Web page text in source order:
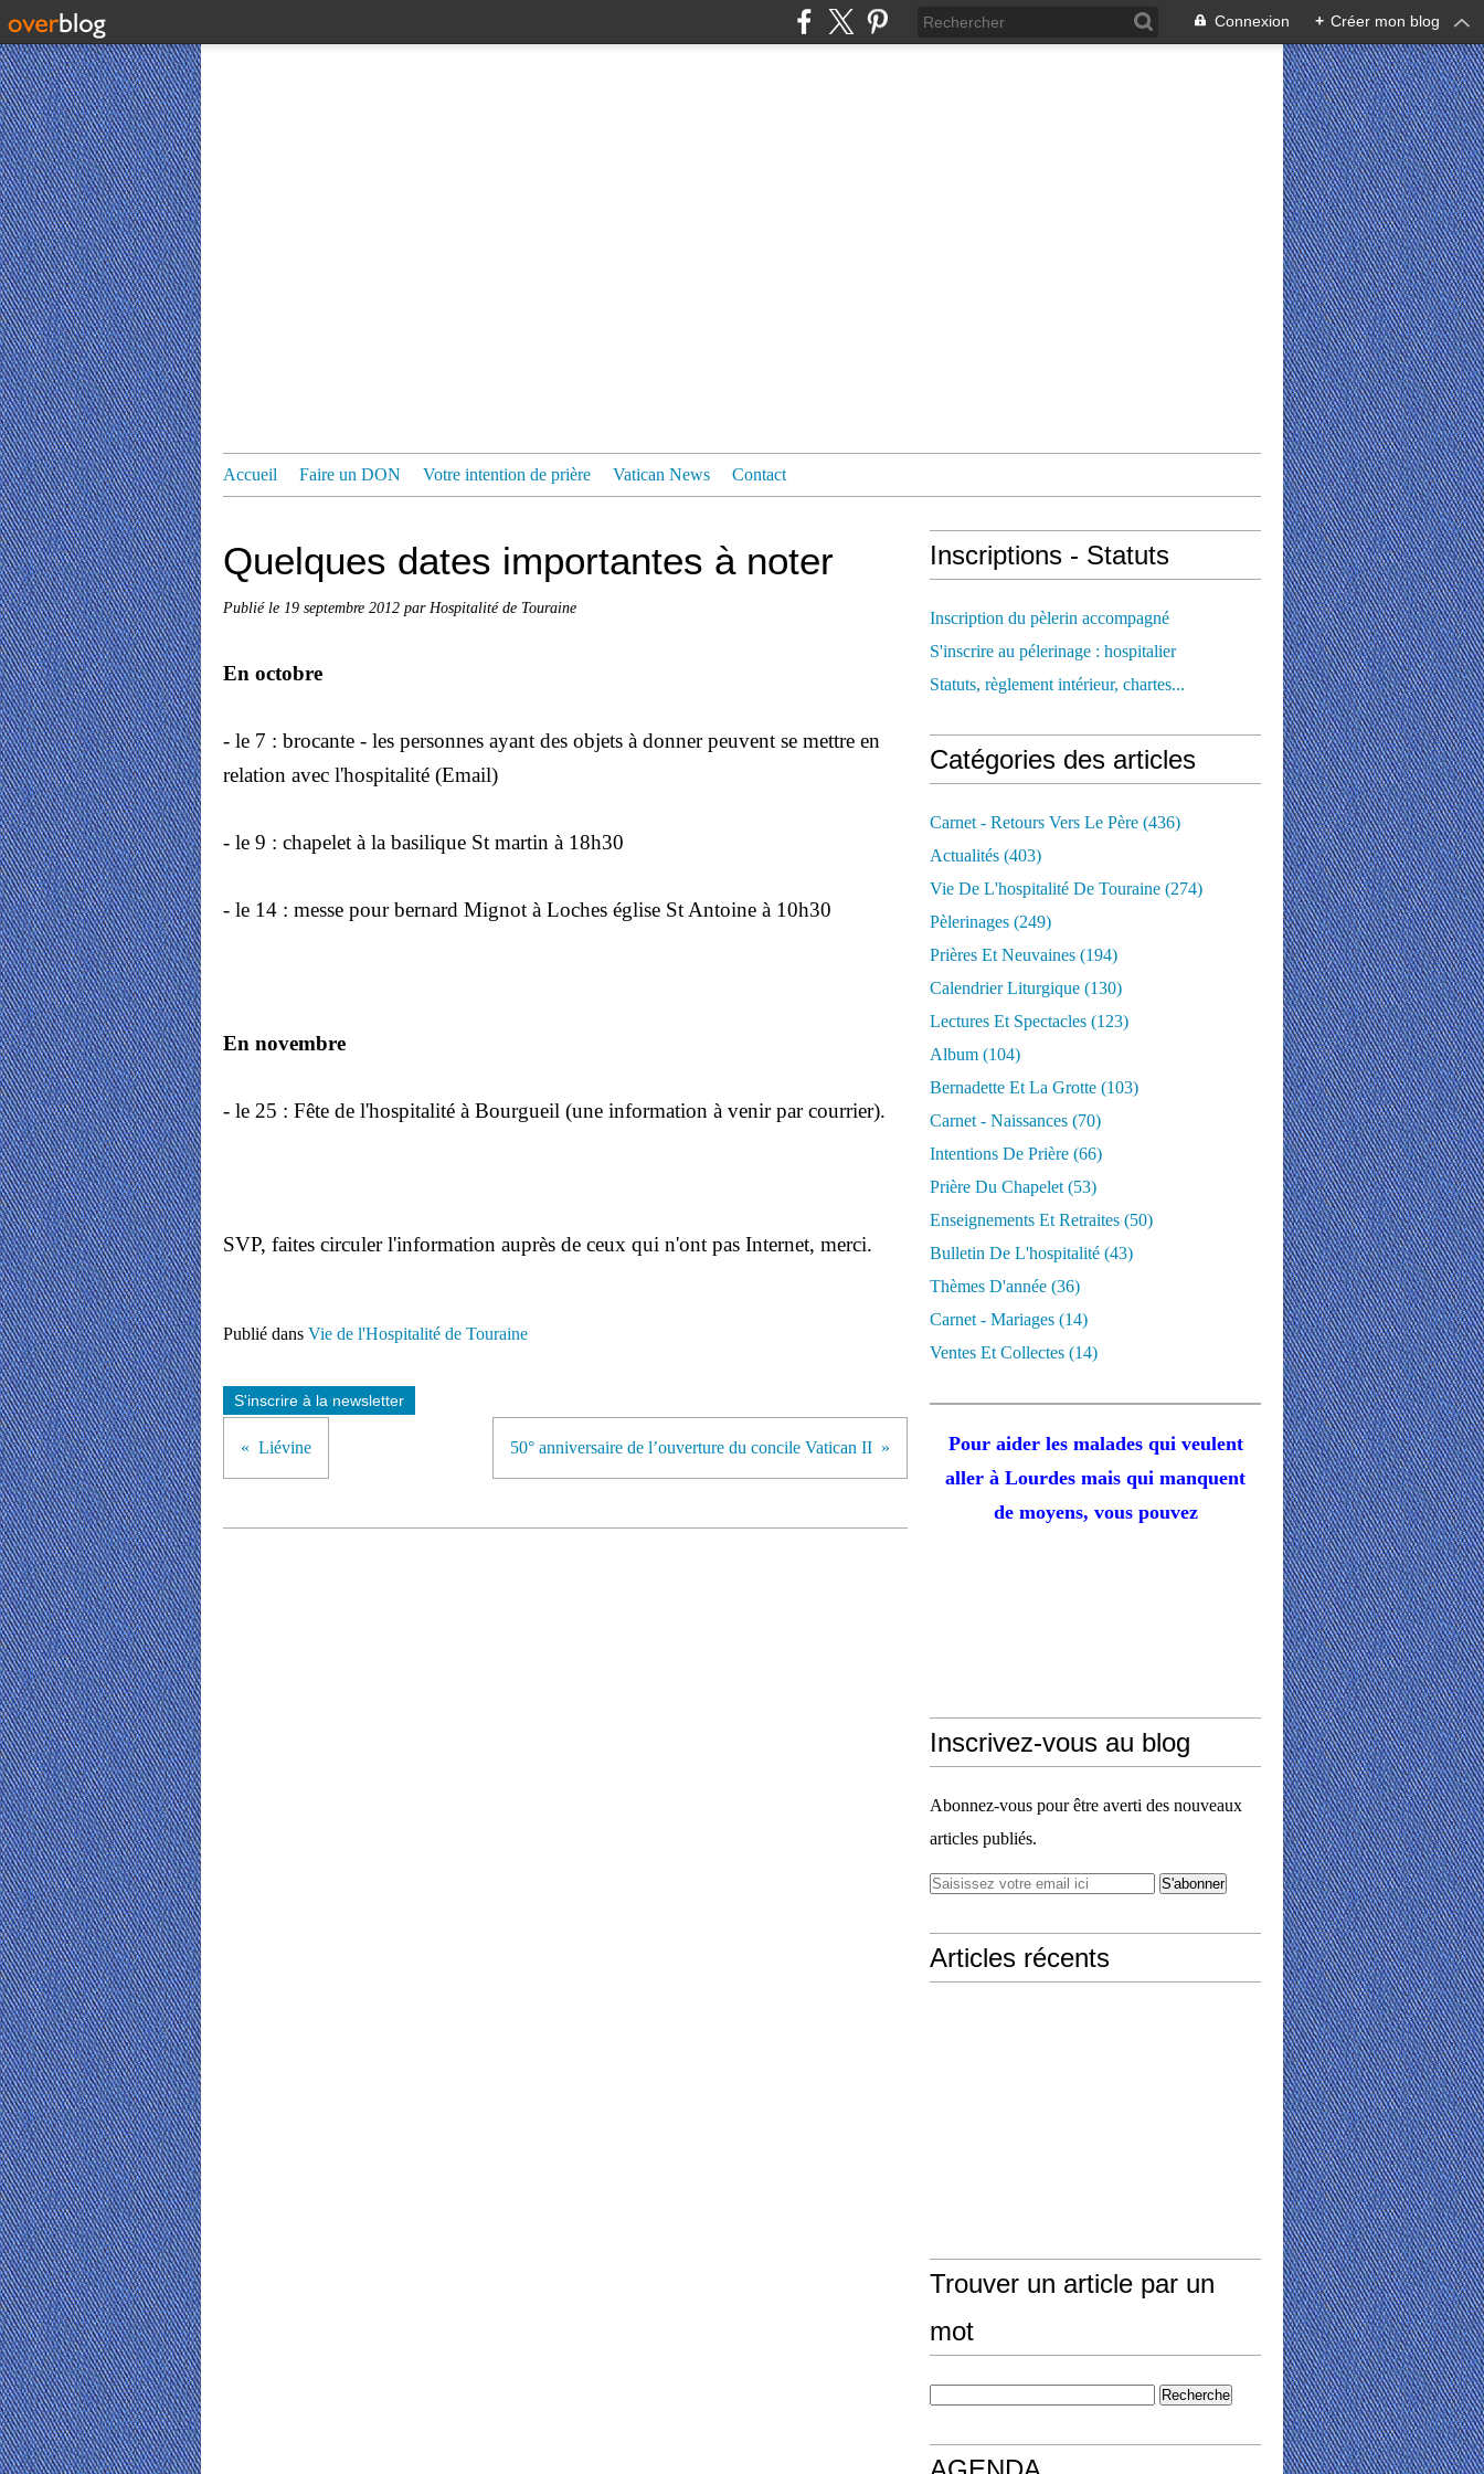
Connexion + Créer mon blog
Accueil Faire un DON Votre intention de prière Vatican News Contact
Quelques dates importantes à noter
Publié le 19 septembre 2012 par Hospitalité de Touraine
En octobre
- le 7 : brocante - les personnes ayant des objets à donner peuvent se mettre en
relation avec l'hospitalité (Email)
- le 9 : chapelet à la basilique St martin à 18h30
- le 14 : messe pour bernard Mignot à Loches église St Antoine à 10h30
En novembre
- le 25 : Fête de l'hospitalité à Bourgueil (une information à venir par courrier).
SVP, faites circuler l'information auprès de ceux qui n'ont pas Internet, merci.
Publié dans Vie de l'Hospitalité de Touraine
S'inscrire à la newsletter
Liévine 50° anniversaire de l’ouverture du concile Vatican II
Inscriptions - Statuts
Inscription du pèlerin accompagné
S'inscrire au pélerinage : hospitalier
Statuts, règlement intérieur, chartes...
Catégories des articles
Carnet - Retours Vers Le Père (436)
Actualités (403)
Vie De L'hospitalité De Touraine (274)
Pèlerinages (249)
Prières Et Neuvaines (194)
Calendrier Liturgique (130)
Lectures Et Spectacles (123)
Album (104)
Bernadette Et La Grotte (103)
Carnet - Naissances (70)
Intentions De Prière (66)
Prière Du Chapelet (53)
Enseignements Et Retraites (50)
Bulletin De L'hospitalité (43)
Thèmes D'année (36)
Carnet - Mariages (14)
Ventes Et Collectes (14)
Pour aider les malades qui veulent
aller à Lourdes mais qui manquent
de moyens, vous pouvez
Inscrivez-vous au blog
Abonnez-vous pour être averti des nouveaux
articles publiés.
Articles récents
Trouver un article par un
mot